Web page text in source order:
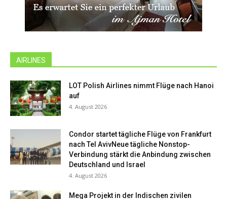
AIRLINES
LOT Polish Airlines nimmt Flüge nach Hanoi
auf
4. August 2026
Condor startet tägliche Flüge von Frankfurt
nach Tel AvivNeue tägliche Nonstop-
Verbindung stärkt die Anbindung zwischen
Deutschland und Israel
4. August 2026
Mega Projekt in der Indischen zivilen